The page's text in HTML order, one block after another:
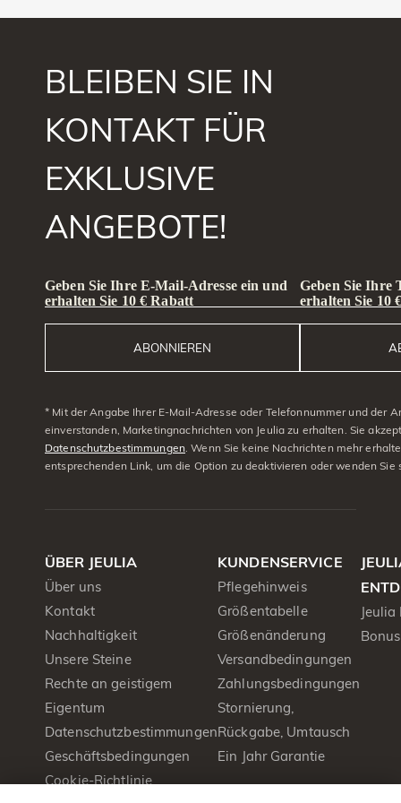
BLEIBEN SIE IN
KONTAKT FÜR
EXKLUSIVE
ANGEBOTE!
Geben Sie Ihre E-Mail-Adresse ein und
erhalten Sie 10 € Rabatt
ABONNIEREN
Geben Sie Ihre
erhalten Sie 10
* Mit der Angabe Ihrer E-Mail-Adresse oder Telefonnummer und der
einverstanden, Marketingnachrichten von Jeulia zu erhalten. Sie
Datenschutzbestimmungen . Wenn Sie keine Nachrichten mehr
entsprechenden Link, um die Option zu deaktivieren oder wenden Sie
ÜBER JEULIA
Über uns
Kontakt
Nachhaltigkeit
Unsere Steine
Rechte an geistigem
Eigentum
Datenschutzbestimmungen
Geschäftsbedingungen
Cookie-Richtlinie
KUNDENSERVICE
Pflegehinweis
Größentabelle
Größenänderung
Versandbedingungen
Zahlungsbedingungen
Stornierung,
Rückgabe, Umtausch
Ein Jahr Garantie
Jeulia